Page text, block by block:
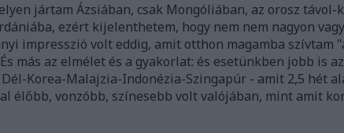
jártam Ázsiában, csak Mongóliában, az orosz távol-
ezért kijelenthetem, hogy nem nem nagyon
impresszió volt eddig, amit otthon magamba szívtam
más az elmélet és a gyakorlat: és esetünkben jobb is
Dél-Korea-Malajzia-Indonézia-Szingapúr - amit 2,5 hét
élőbb, vonzóbb, színesebb volt valójában, mint amit